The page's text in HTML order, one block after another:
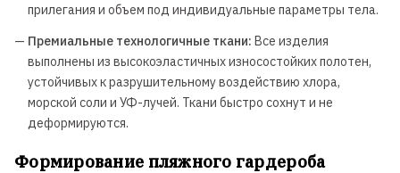
прилегания и объем под индивидуальные параметры тела.
— Премиальные технологичные ткани: Все изделия
выполнены из высокоэластичных износостойких полотен,
устойчивых к разрушительному воздействию хлора,
морской соли и УФ-лучей. Ткани быстро сохнут и не
деформируются.
Формирование пляжного гардероба